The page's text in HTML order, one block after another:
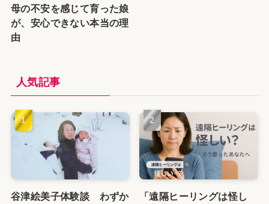
母の不安を感じて育った娘
が、安心できない本当の理
由
人気記事
谷津絵美子体験談 わずか
「遠隔ヒーリングは怪し